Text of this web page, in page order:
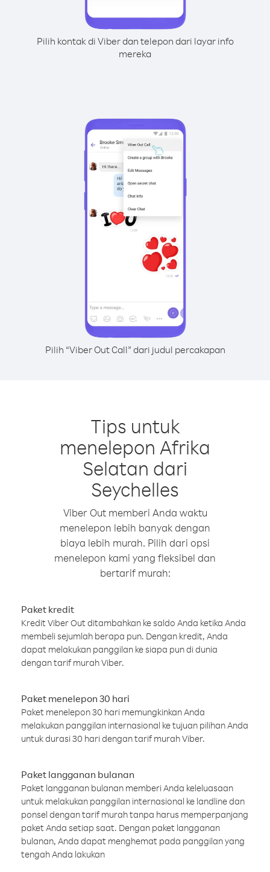
Pilih kontak di Viber dan telepon dari layar info
mereka
Pilih “Viber Out Call” dari judul percakapan
Tips untuk
menelepon Afrika
Selatan dari
Seychelles
Viber Out memberi Anda waktu
menelepon lebih banyak dengan
biaya lebih murah. Pilih dari opsi
menelepon kami yang fleksibel dan
bertarif murah:
Paket kredit
Kredit Viber Out ditambahkan ke saldo Anda ketika Anda
membeli sejumlah berapa pun. Dengan kredit, Anda
dapat melakukan panggilan ke siapa pun di dunia
dengan tarif murah Viber.
Paket menelepon 30 hari
Paket menelepon 30 hari memungkinkan Anda
melakukan panggilan internasional ke tujuan pilihan Anda
untuk durasi 30 hari dengan tarif murah Viber.
Paket langganan bulanan
Paket langganan bulanan memberi Anda keleluasaan
untuk melakukan panggilan internasional ke landline dan
ponsel dengan tarif murah tanpa harus memperpanjang
paket Anda setiap saat. Dengan paket langganan
bulanan, Anda dapat menghemat pada panggilan yang
tengah Anda lakukan